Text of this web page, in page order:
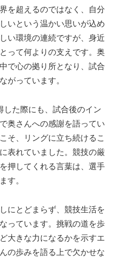
を超えるのではなく、自分
いという温かい思いが込め
い環境の連続ですが、身近
って何よりの支えです。奥
で心の拠り所となり、試合
がっています。
した際にも、試合後のイン
奥さんへの感謝を語ってい
そ、リングに立ち続けるこ
表れていました。競技の厳
押してくれる言葉は、選手
す。
にとどまらず、競技生活を
っています。挑戦の道を歩
大きな力になるかを示すエ
の歩みを語る上で欠かせな